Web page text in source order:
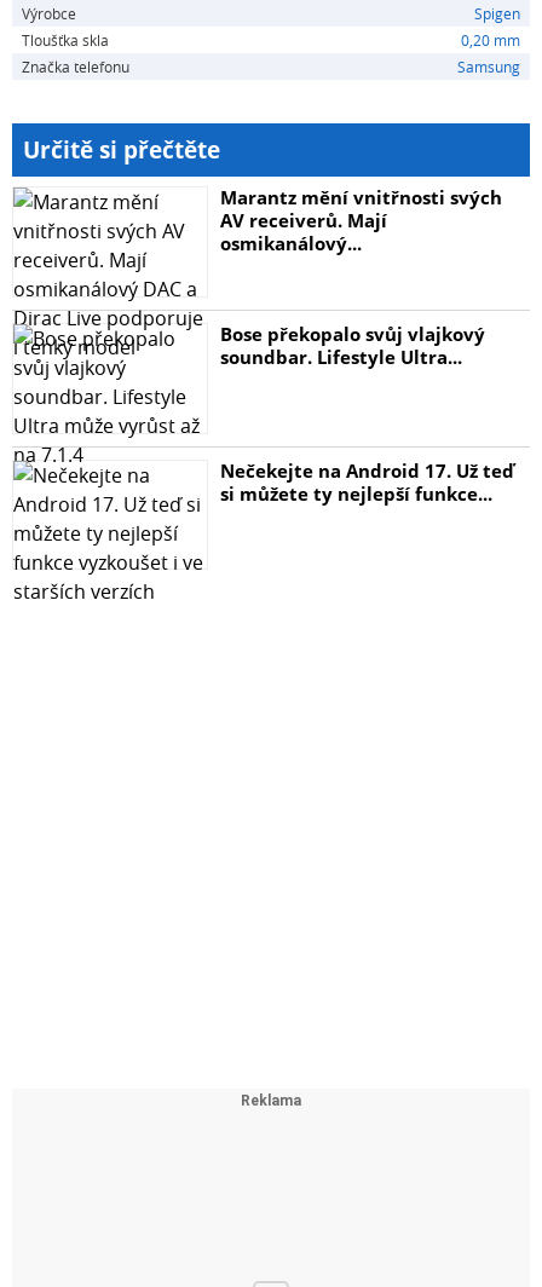
začátečníky.
Výrobce
Spigen
Tloušťka skla
0,20 mm
Značka telefonu
Samsung
Určitě si přečtěte
Marantz mění vnitřnosti svých
AV receiverů. Mají
osmikanálový...
Bose překopalo svůj vlajkový
soundbar. Lifestyle Ultra...
Nečekejte na Android 17. Už teď
si můžete ty nejlepší funkce...